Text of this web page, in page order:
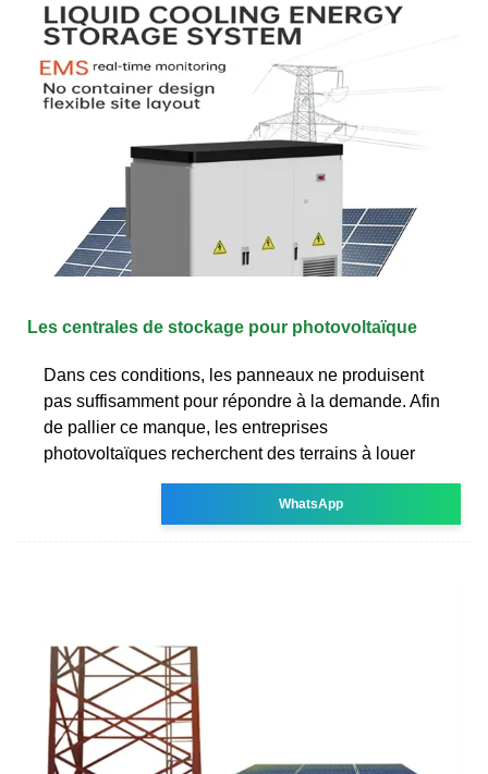
Les centrales de stockage pour photovoltaïque
Dans ces conditions, les panneaux ne produisent
pas suffisamment pour répondre à la demande. Afin
de pallier ce manque, les entreprises
photovoltaïques recherchent des terrains à louer
WhatsApp